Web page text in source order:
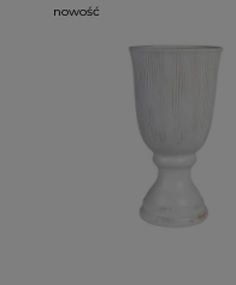
nowość